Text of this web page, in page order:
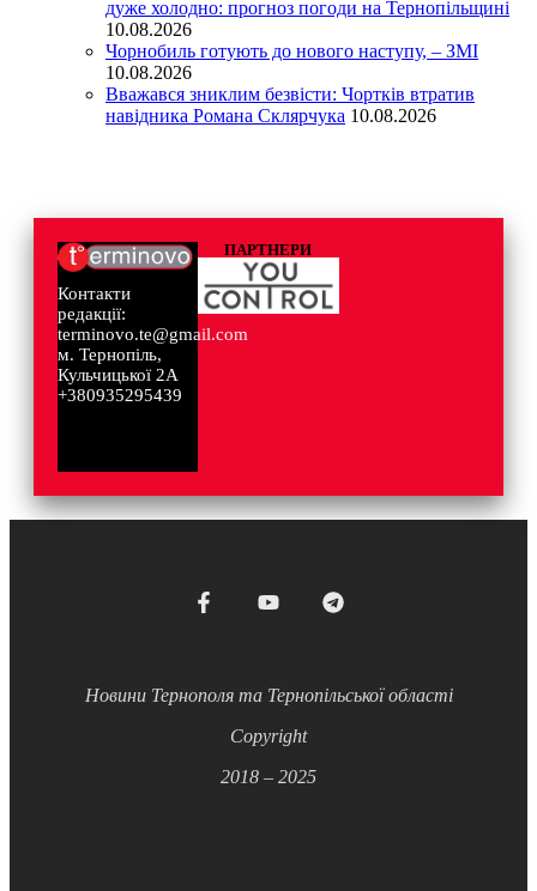
дуже холодно: прогноз погоди на Тернопільщині
10.08.2026
Чорнобиль готують до нового наступу, – ЗМІ
10.08.2026
Вважався зниклим безвісти: Чортків втратив
навідника Романа Склярчука 10.08.2026
Контакти
редакції:
terminovo.te@gmail.com
м. Тернопіль,
Кульчицької 2А
+380935295439
ПАРТНЕРИ
Новини Тернополя та Тернопільської області
Copyright
2018 – 2025